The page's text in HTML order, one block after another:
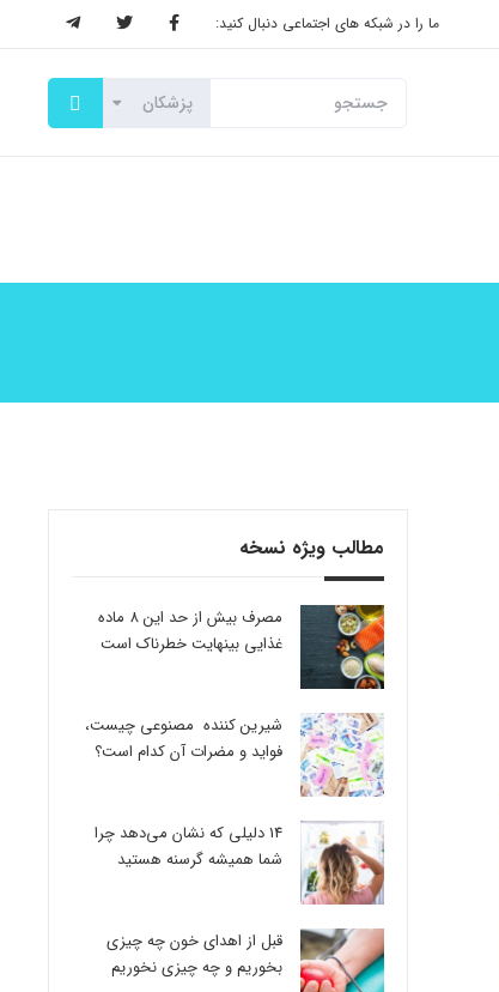
ما را در شبکه های اجتماعی دنبال کنید:
مطالب ویژه نسخه
مصرف بیش از حد این 8 ماده
غذایی بینهایت خطرناک است
شیرین کننده مصنوعی چیست،
فواید و مضرات آن کدام است؟
14 دلیلی که نشان می‌دهد چرا
شما همیشه گرسنه هستید
قبل از اهدای خون چه چیزی
بخوریم و چه چیزی نخوریم